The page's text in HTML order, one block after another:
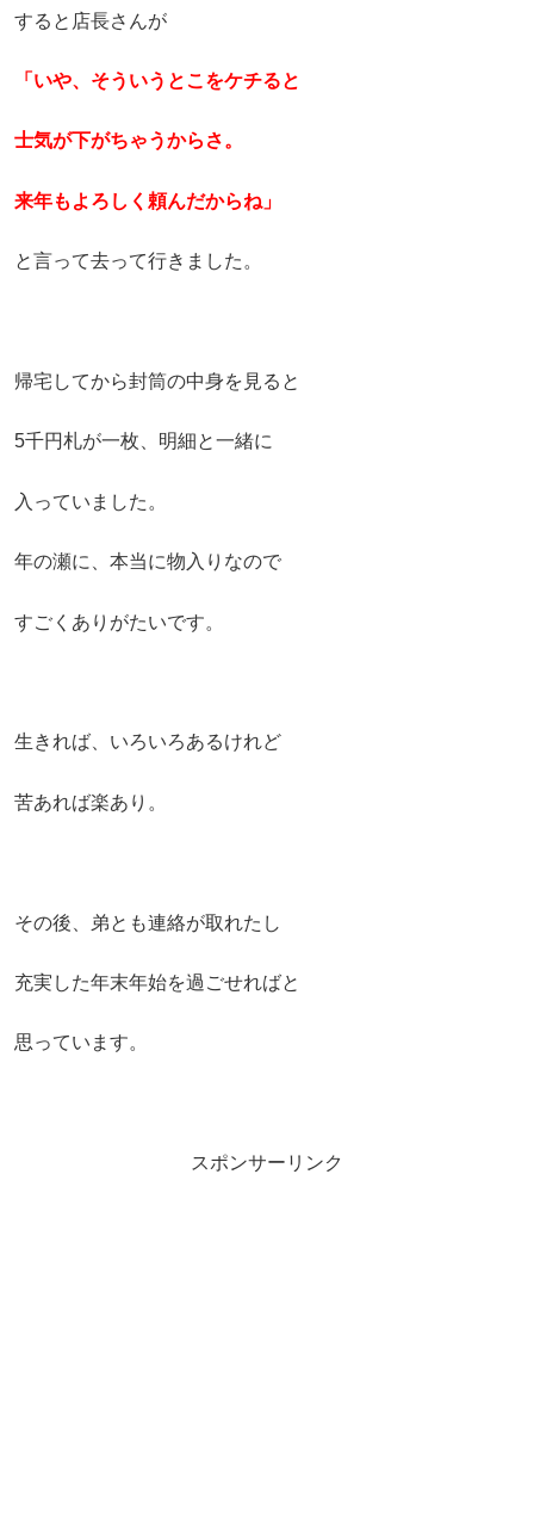
すると店長さんが
「いや、そういうとこをケチると
士気が下がちゃうからさ。
来年もよろしく頼んだからね」
と言って去って行きました。
帰宅してから封筒の中身を見ると
5千円札が一枚、明細と一緒に
入っていました。
年の瀬に、本当に物入りなので
すごくありがたいです。
生きれば、いろいろあるけれど
苦あれば楽あり。
その後、弟とも連絡が取れたし
充実した年末年始を過ごせればと
思っています。
スポンサーリンク